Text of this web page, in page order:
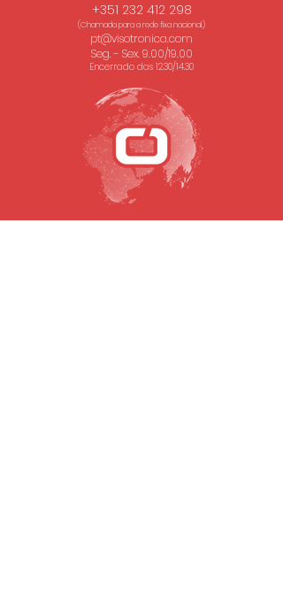
+351 232 412 298
(Chamada para a rede fixa nacional.)
pt@visotronica.com
Seg. - Sex. 9.00/19.00
Encerrado das 12.30/14.30